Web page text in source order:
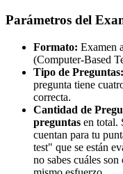
Parámetros del
Formato: Examen
(Computer-Based
Tipo de Preguntas:
pregunta tiene
correcta.
Cantidad de
preguntas en total.
cuentan para tu
test" que se están
no sabes cuáles